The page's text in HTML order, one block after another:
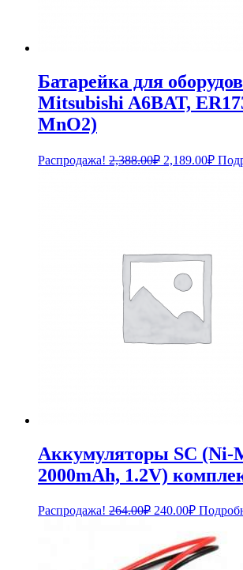
Батарейка для
Mitsubishi A6BAT,
MnO2)
Распродажа! 2,388.00₽ 2,189.00₽
цена:
Аккумуляторы SC (Ni-
2000mAh, 1.2V)
Распродажа! 264.00₽ Первоначальная
составляла
264.00₽.
240.00₽Текущая
240.00₽.